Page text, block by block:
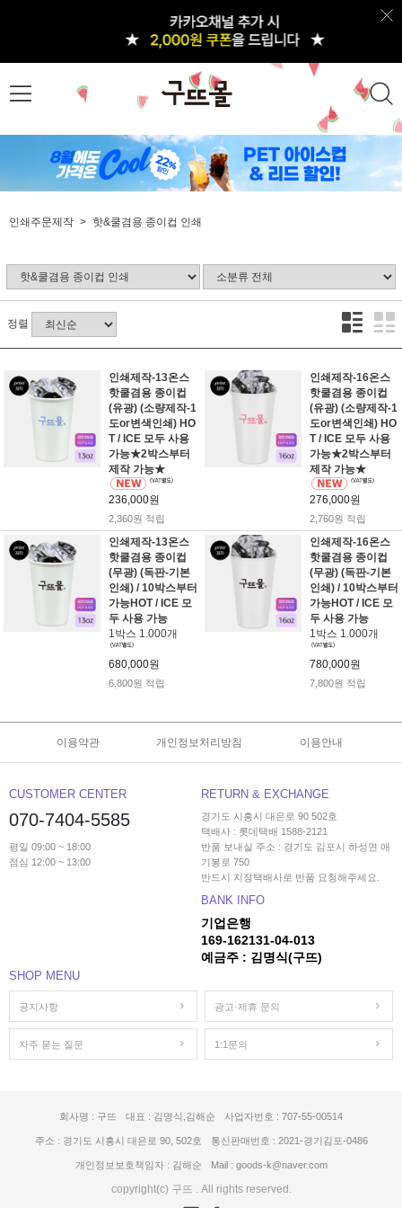
인쇄주문제작 핫&쿨겸용 종이컵 인쇄
정렬
인쇄제작-13온스
핫쿨겸용 종이컵
(유광) (소량제작-1
도or변색인쇄) HO
T / ICE 모두 사용
가능★2박스부터
제작 가능★
236,000원
2,360원 적립
인쇄제작-16온스
핫쿨겸용 종이컵
(유광) (소량제작-1
도or변색인쇄) HO
T / ICE 모두 사용
가능★2박스부터
제작 가능★
276,000원
2,760원 적립
인쇄제작-13온스
핫쿨겸용 종이컵
(무광) (독판-기본
인쇄) / 10박스부터
가능HOT / ICE 모
두 사용 가능
1박스 1.000개
680,000원
6,800원 적립
인쇄제작-16온스
핫쿨겸용 종이컵
(무광) (독판-기본
인쇄) / 10박스부터
가능HOT / ICE 모
두 사용 가능
1박스 1.000개
780,000원
7,800원 적립
이용약관 개인정보처리방침 이용안내
CUSTOMER CENTER
070-7404-5585
평일 09:00 ~ 18:00
점심 12:00 ~ 13:00
RETURN & EXCHANGE
경기도 시흥시 대은로 90 502호
택배사 : 롯데택배 1588-2121
반품 보내실 주소 : 경기도 김포시 하성면 애
기봉로 750
반드시 지정택배사로 반품 요청해주세요.
BANK INFO
기업은행
169-162131-04-013
예금주 : 김명식(구뜨)
SHOP MENU
공지사항 광고·제휴 문의
자주 묻는 질문 1:1문의
회사명 : 구뜨 대표 : 김명식,김해순 사업자번호 : 707-55-00514
주소 : 경기도 시흥시 대은로 90, 502호 통신판매번호 : 2021-경기김포-0486
개인정보보호책임자 : 김해순 Mail : goods-k@naver.com
copyright(c) 구뜨 . All rights reserved.